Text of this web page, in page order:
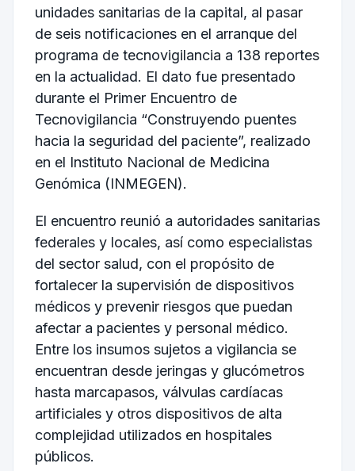
unidades sanitarias de la capital, al pasar
de seis notificaciones en el arranque del
programa de tecnovigilancia a 138 reportes
en la actualidad. El dato fue presentado
durante el Primer Encuentro de
Tecnovigilancia “Construyendo puentes
hacia la seguridad del paciente”, realizado
en el Instituto Nacional de Medicina
Genómica (INMEGEN).
El encuentro reunió a autoridades sanitarias
federales y locales, así como especialistas
del sector salud, con el propósito de
fortalecer la supervisión de dispositivos
médicos y prevenir riesgos que puedan
afectar a pacientes y personal médico.
Entre los insumos sujetos a vigilancia se
encuentran desde jeringas y glucómetros
hasta marcapasos, válvulas cardíacas
artificiales y otros dispositivos de alta
complejidad utilizados en hospitales
públicos.